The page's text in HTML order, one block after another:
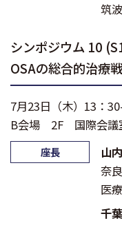
筑
シンポジウム 10
OSAの総合的治療
7月23日（木）13：
B会場 2F 国際会議
座長
山
奈
医
千